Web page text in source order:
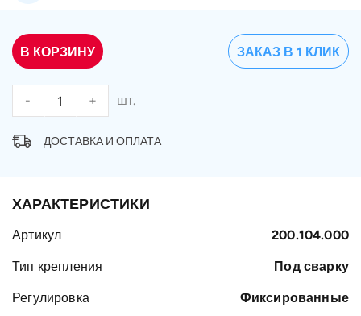
В КОРЗИНУ
- + шт.
ЗАКАЗ В 1 КЛИК
ДОСТАВКА И ОПЛАТА
ХАРАКТЕРИСТИКИ
Артикул 200.104.000
Тип крепления Под сварку
Регулировка Фиксированные